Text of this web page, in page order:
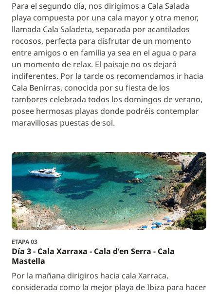
Para el segundo día, nos dirigimos a Cala Salada
playa compuesta por una cala mayor y otra menor,
llamada Cala Saladeta, separada por acantilados
rocosos, perfecta para disfrutar de un momento
entre amigos o en familia ya sea en el agua o para
un momento de relax. El paisaje no os dejará
indiferentes. Por la tarde os recomendamos ir hacia
Cala Benirras, conocida por su fiesta de los
tambores celebrada todos los domingos de verano,
posee hermosas playas donde podréis contemplar
maravillosas puestas de sol.
ETAPA 03
Día 3 - Cala Xarraxa - Cala d'en Serra - Cala
Mastella
Por la mañana dirigiros hacia cala Xarraca,
considerada como la mejor playa de Ibiza para hacer